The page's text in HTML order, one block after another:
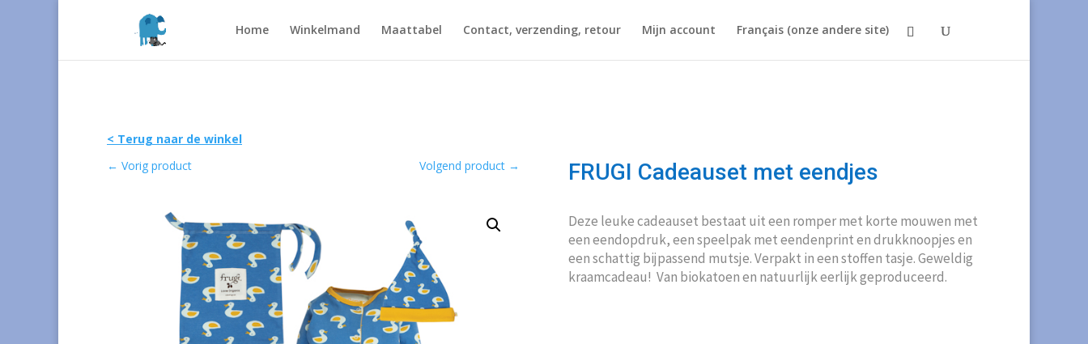
Home Winkelmand Maattabel Contact, verzending, retour Mijn account Français (onze andere site)
< Terug naar de winkel
← Vorig product Volgend product → FRUGI Cadeauset met eendjes
Deze leuke cadeauset bestaat uit een romper met korte mouwen met
een eendopdruk, een speelpak met eendenprint en drukknoopjes en
een schattig bijpassend mutsje. Verpakt in een stoffen tasje. Geweldig
kraamcadeau! Van biokatoen en natuurlijk eerlijk geproduceerd.